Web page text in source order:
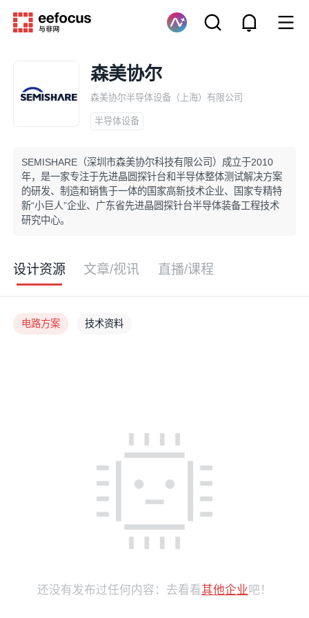
森美协尔
森美协尔半导体设备（上海）有限公司
半导体设备
SEMISHARE（深圳市森美协尔科技有限公司）成立于2010
年，是一家专注于先进晶圆探针台和半导体整体测试解决方案
的研发、制造和销售于一体的国家高新技术企业、国家专精特
新“小巨人”企业、广东省先进晶圆探针台半导体装备工程技术
研究中心。
设计资源 文章/视讯 直播/课程
电路方案 技术资料
还没有发布过任何内容：去看看其他企业吧！